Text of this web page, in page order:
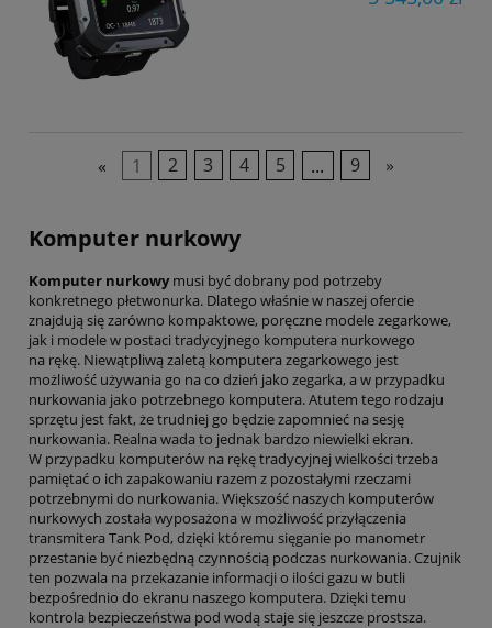
« 1 2 3 4 5 ... 9 »
Komputer nurkowy
Komputer nurkowymusi być dobrany pod potrzeby
konkretnego płetwonurka. Dlatego właśnie w naszej ofercie
znajdują się zarówno kompaktowe, poręczne modele zegarkowe,
jak i modele w postaci tradycyjnego komputera nurkowego
na rękę. Niewątpliwą zaletą komputera zegarkowego jest
możliwość używania go na co dzień jako zegarka, a w przypadku
nurkowania jako potrzebnego komputera. Atutem tego rodzaju
sprzętu jest fakt, że trudniej go będzie zapomnieć na sesję
nurkowania. Realna wada to jednak bardzo niewielki ekran.
W przypadku komputerów na rękę tradycyjnej wielkości trzeba
pamiętać o ich zapakowaniu razem z pozostałymi rzeczami
potrzebnymi do nurkowania. Większość naszych komputerów
nurkowych została wyposażona w możliwość przyłączenia
transmitera Tank Pod, dzięki któremu sięganie po manometr
przestanie być niezbędną czynnością podczas nurkowania. Czujnik
ten pozwala na przekazanie informacji o ilości gazu w butli
bezpośrednio do ekranu naszego komputera. Dzięki temu
kontrola bezpieczeństwa pod wodą staje się jeszcze prostsza.